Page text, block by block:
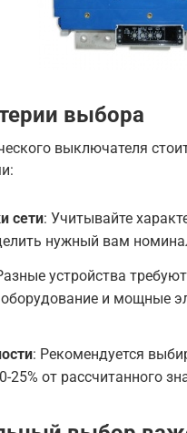
выбора
выключателя
сети: Учитывайте
нужный вам
устройства
оборудование и мощные
: Рекомендуется
25% от рассчитанного